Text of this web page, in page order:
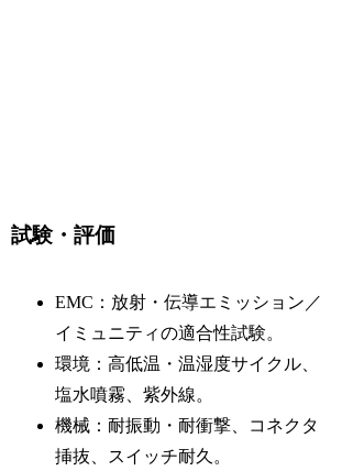
試験・評価
EMC：放射・伝導エミッション／
イミュニティの適合性試験。
環境：高低温・温湿度サイクル、
塩水噴霧、紫外線。
機械：耐振動・耐衝撃、コネクタ
挿抜、スイッチ耐久。